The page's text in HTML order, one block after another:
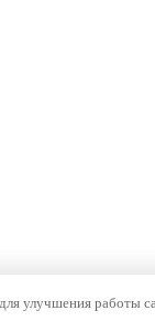
работы